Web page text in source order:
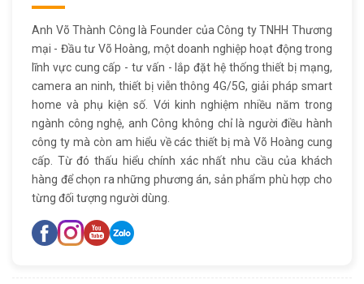
Anh Võ Thành Công là Founder của Công ty TNHH Thương
mại - Đầu tư Võ Hoàng, một doanh nghiệp hoạt động trong
lĩnh vực cung cấp - tư vấn - lắp đặt hệ thống thiết bị mạng,
camera an ninh, thiết bị viễn thông 4G/5G, giải pháp smart
home và phụ kiện số. Với kinh nghiệm nhiều năm trong
ngành công nghệ, anh Công không chỉ là người điều hành
công ty mà còn am hiểu về các thiết bị mà Võ Hoàng cung
cấp. Từ đó thấu hiểu chính xác nhất nhu cầu của khách
hàng để chọn ra những phương án, sản phẩm phù hợp cho
từng đối tượng người dùng.